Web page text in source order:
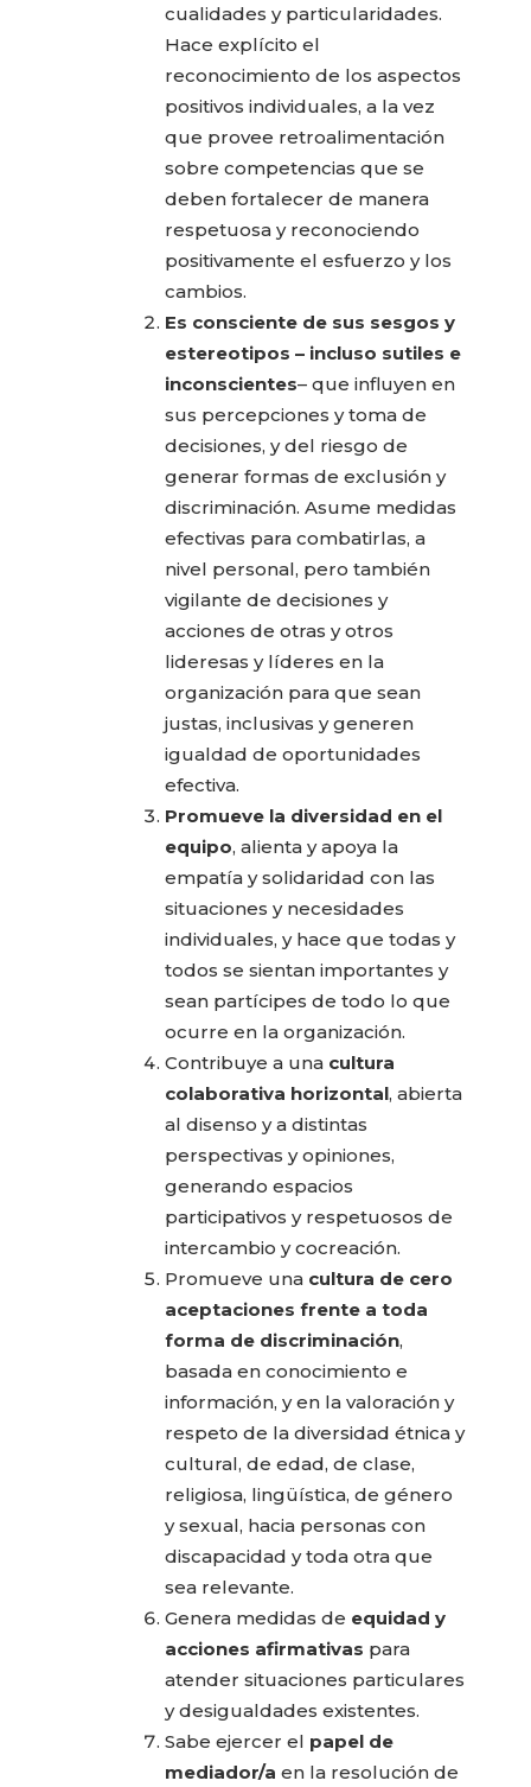
cualidades y particularidades.
Hace explícito el
reconocimiento de los aspectos
positivos individuales, a la vez
que provee retroalimentación
sobre competencias que se
deben fortalecer de manera
respetuosa y reconociendo
positivamente el esfuerzo y los
cambios.
Es consciente de sus sesgos y
estereotipos – incluso sutiles e
inconscientes– que influyen en
sus percepciones y toma de
decisiones, y del riesgo de
generar formas de exclusión y
discriminación. Asume medidas
efectivas para combatirlas, a
nivel personal, pero también
vigilante de decisiones y
acciones de otras y otros
lideresas y líderes en la
organización para que sean
justas, inclusivas y generen
igualdad de oportunidades
efectiva.
Promueve la diversidad en el
equipo, alienta y apoya la
empatía y solidaridad con las
situaciones y necesidades
individuales, y hace que todas y
todos se sientan importantes y
sean partícipes de todo lo que
ocurre en la organización.
Contribuye a una cultura
colaborativa horizontal, abierta
al disenso y a distintas
perspectivas y opiniones,
generando espacios
participativos y respetuosos de
intercambio y cocreación.
Promueve una cultura de cero
aceptaciones frente a toda
forma de discriminación,
basada en conocimiento e
información, y en la valoración y
respeto de la diversidad étnica y
cultural, de edad, de clase,
religiosa, lingüística, de género
y sexual, hacia personas con
discapacidad y toda otra que
sea relevante.
Genera medidas de equidad y
acciones afirmativas para
atender situaciones particulares
y desigualdades existentes.
Sabe ejercer el papel de
mediador/a en la resolución de